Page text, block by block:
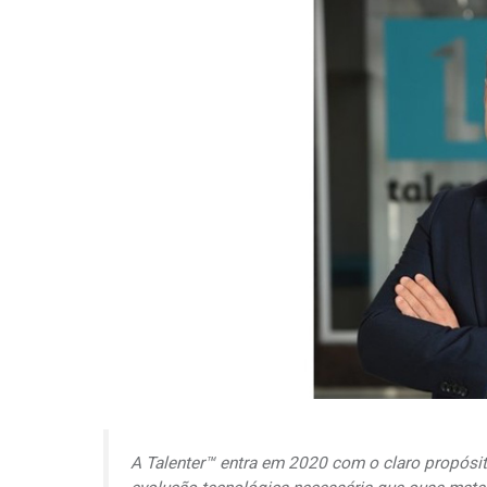
A Talenter™ entra em 2020 com o claro